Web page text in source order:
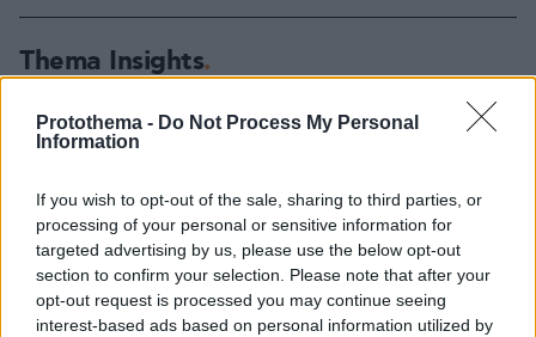
Protothema - Do Not Process My Personal
Information
If you wish to opt-out of the sale, sharing to third parties, or
processing of your personal or sensitive information for
targeted advertising by us, please use the below opt-out
section to confirm your selection. Please note that after your
opt-out request is processed you may continue seeing
interest-based ads based on personal information utilized by
Thema Insights